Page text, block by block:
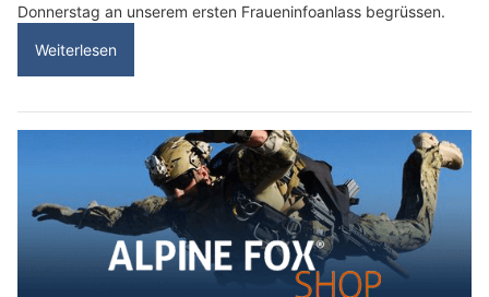
23 interessierte Frauen – so viele durften wir letzte Woche
Donnerstag an unserem ersten Fraueninfoanlass begrüssen.
Weiterlesen